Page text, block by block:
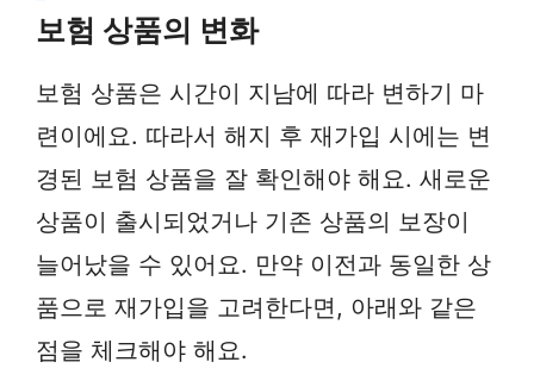
보험 상품의 변화
보험 상품은 시간이 지남에 따라 변하기 마
련이에요. 따라서 해지 후 재가입 시에는 변
경된 보험 상품을 잘 확인해야 해요. 새로운
상품이 출시되었거나 기존 상품의 보장이
늘어났을 수 있어요. 만약 이전과 동일한 상
품으로 재가입을 고려한다면, 아래와 같은
점을 체크해야 해요.